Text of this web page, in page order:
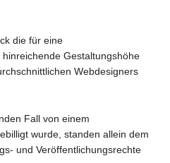
die für eine
Gestaltungshöhe
Webdesigners
Fall von einem
wurde, standen allein dem
und Veröffentlichungsrechte